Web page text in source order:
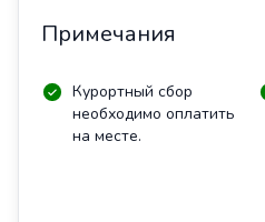
Примечания
Курортный сбор
необходимо оплатить
на месте.